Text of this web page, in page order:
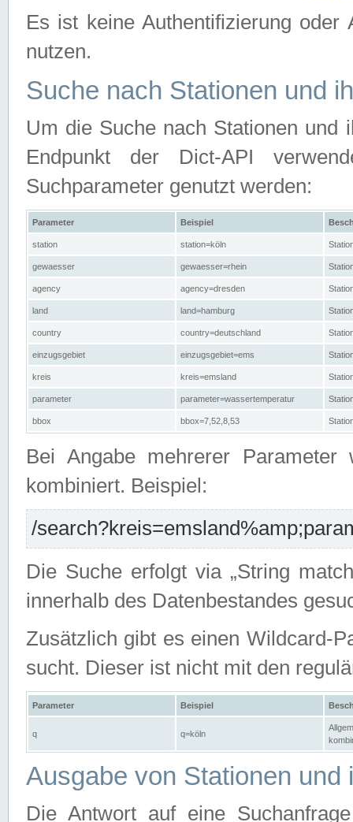
Es ist keine Authentifizierung
nutzen.
Suche nach Stationen und
Um die Suche nach Stationen und
Endpunkt der Dict-API
Suchparameter genutzt werden:
Parameter Beispiel
station station=köln
gewaesser gewaesser=rhein
agency agency=dresden
land land=hamburg
country country=deutschland
einzugsgebiet einzugsgebiet=ems
kreis kreis=emsland
parameter parameter=wassertemperatur
bbox bbox=7,52,8,53
Bei Angabe mehrerer Parameter
kombiniert. Beispiel:
/
Die Suche erfolgt via „String
innerhalb des Datenbestandes
Zusätzlich gibt es einen Wildcard-
sucht. Dieser ist nicht mit den
Parameter Beispiel
q q=köln
Ausgabe von Stationen und
Die Antwort auf eine